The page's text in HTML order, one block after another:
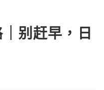
别赶早，日